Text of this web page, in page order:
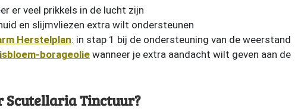
er veel prikkels in de lucht zijn
en slijmvliezen extra wilt ondersteunen
Herstelplan: in stap 1 bij de ondersteuning van de weerstand
borageolie wanneer je extra aandacht wilt geven aan de
Scutellaria Tinctuur?